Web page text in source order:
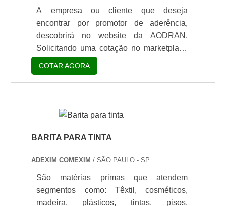
A empresa ou cliente que deseja
encontrar por promotor de aderência,
descobrirá no website da AODRAN.
Solicitando uma cotação no marketplace
Soluções Industriais e descobrindo a
melhor referência do mercado. Quando a
temática é promotor de aderência, com a
benefício com produtos de alta qualidade
SOBRE PROMOTOR DE
eficientes de demonstrar competência e
excelência em sua área de atuação. A
AODRAN foca sua estratégia em
proporcionar uma estrutura com:
COTAR AGORA
BARITA PARA TINTA
ADEXIM COMEXIM / SÃO PAULO - SP
São matérias primas que atendem
segmentos como: Têxtil, cosméticos,
madeira, plásticos, tintas, pisos,